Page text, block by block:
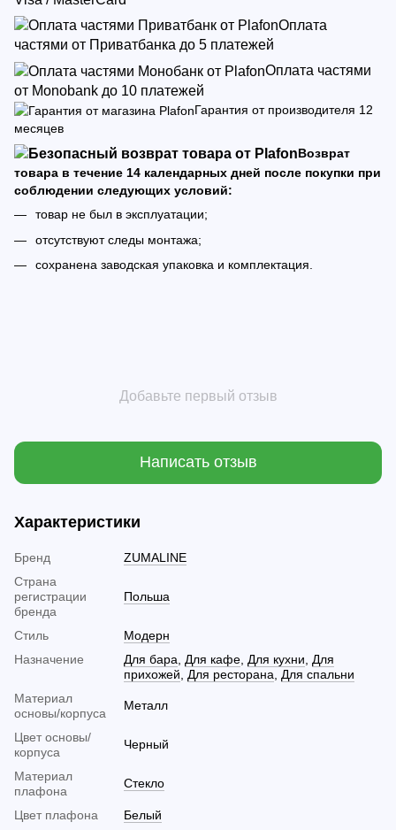
Оплата
частями от Приватбанка до 5 платежей
Оплата частями
от Monobank до 10 платежей
Гарантия от производителя 12
месяцев
Возврат
товара в течение 14 календарных дней после покупки при
соблюдении следующих условий:
товар не был в эксплуатации;
отсутствуют следы монтажа;
сохранена заводская упаковка и комплектация.
Добавьте первый отзыв
Написать отзыв
Характеристики
Бренд
ZUMALINE
Страна
регистрации
бренда
Польша
Стиль
Модерн
Назначение
Для бара Для кафе Для кухни
Для
прихожей
Для ресторана
Для спальни
Материал
основы/корпуса
Металл
Цвет основы/
корпуса
Черный
Материал
плафона
Стекло
Цвет плафона
Белый